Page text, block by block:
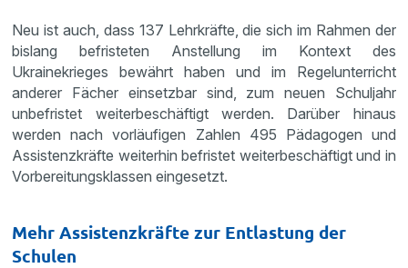
Neu ist auch, dass 137 Lehrkräfte, die sich im Rahmen der
bislang befristeten Anstellung im Kontext des
Ukrainekrieges bewährt haben und im Regelunterricht
anderer Fächer einsetzbar sind, zum neuen Schuljahr
unbefristet weiterbeschäftigt werden. Darüber hinaus
werden nach vorläufigen Zahlen 495 Pädagogen und
Assistenzkräfte weiterhin befristet weiterbeschäftigt und in
Vorbereitungsklassen eingesetzt.
Mehr Assistenzkräfte zur Entlastung der
Schulen